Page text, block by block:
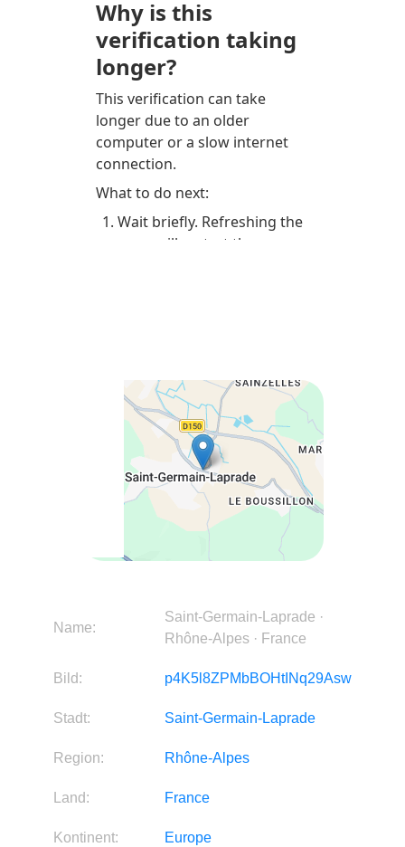
Name:
Saint-Germain-Laprade ·
Rhône-Alpes · France
Bild: p4K5l8ZPMbBOHtINq29Asw
Stadt: Saint-Germain-Laprade
Region: Rhône-Alpes
Land: France
Kontinent: Europe